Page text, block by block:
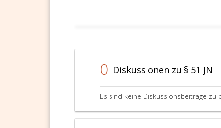
0 Diskussionen zu § 51 JN
Es sind keine Diskussionsbeiträge zu